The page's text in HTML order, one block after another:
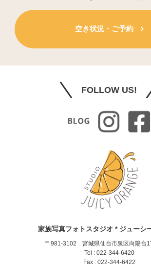
空き状況・ご予約
FOLLOW US!
家族写真フォトスタジオ * ジューシ
〒981-3102 宮城県仙台市泉区向陽台1
Tel : 022-344-6420
Fax : 022-344-6422